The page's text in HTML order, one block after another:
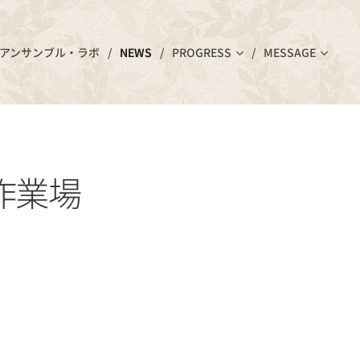
アンサンブル・ラボ NEWS PROGRESS MESSAGE
業場